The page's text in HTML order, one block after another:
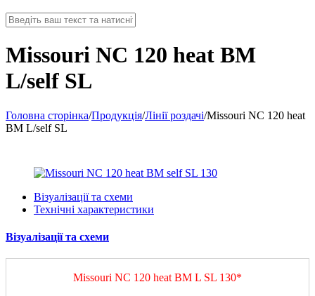
Missouri NC 120 heat BM
L/self SL
Головна сторінка/Продукція/Лінії роздачі/Missouri NC 120 heat
BM L/self SL
Візуалізації та схеми
Технічні характеристики
Візуалізації та схеми
Missouri NC 120 heat BM L SL 130*